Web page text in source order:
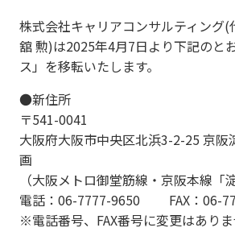
株式会社キャリアコンサルティング(
舘 勲)は2025年4月7日より下記のと
ス」を移転いたします。
●新住所
〒541-0041
大阪府大阪市中央区北浜3-2-25 京阪
画
（大阪メトロ御堂筋線・京阪本線「
電話：06-7777-9650 FAX：06-
※電話番号、FAX番号に変更はありま